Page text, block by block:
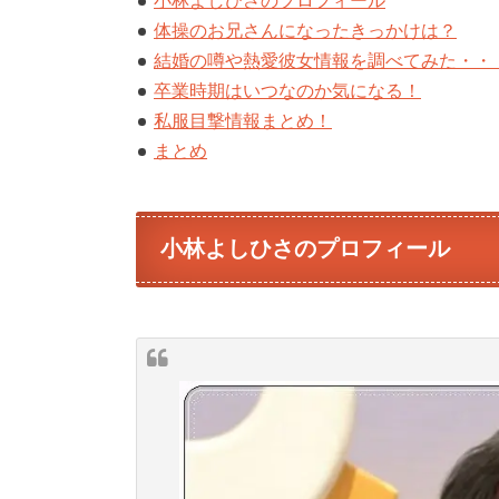
体操のお兄さんになったきっかけは？
結婚の噂や熱愛彼女情報を調べてみた・・
卒業時期はいつなのか気になる！
私服目撃情報まとめ！
まとめ
小林よしひさのプロフィール